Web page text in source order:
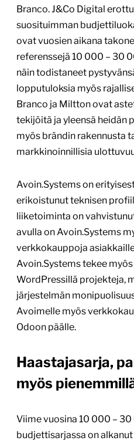
Branco. J&Co Digital
suosituimman
ovat vuosien aikana
referenssejä 10 000 – 30
näin todistaneet
lopputuloksia myös
Branco ja Miltton ovat
tekijöitä ja yleensä heidän
myös brändin rakennusta
markkinoinnillisia
Avoin.Systems on
erikoistunut teknisen
liiketoiminta on
avulla on Avoin.Systems
verkkokauppoja
Avoin.Systems tekee
WordPressillä projekteja,
järjestelmän
Avoimelle myös
Odoon päälle.
Haastajasarja,
myös
Viime vuosina 10 000 –
budjettisarjassa on